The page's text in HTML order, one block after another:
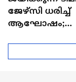
ജേഴ്സി ധരിച്ച്
ആഘോഷം;
പിടിച്ചുപറ്റിയ
കഫേ